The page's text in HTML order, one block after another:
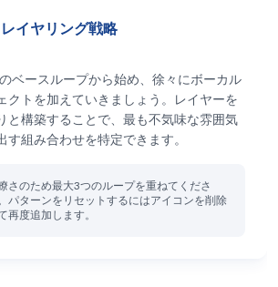
イヤリング戦略
のベースループから始め、徐々にボーカル
クトを加えていきましょう。レイヤーを
と構築することで、最も不気味な雰囲気
す組み合わせを特定できます。
さのため最大3つのループを重ねてくださ
パターンをリセットするにはアイコンを削除
再度追加します。